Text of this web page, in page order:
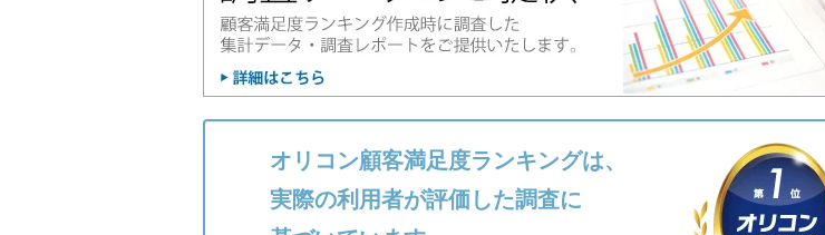
オリコン顧客満足度ランキングは、
実際の利用者が評価した調査に